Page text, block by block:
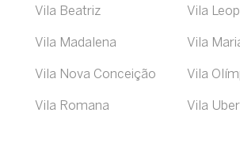
Vila Beatriz Vila
Vila Madalena Vila
Vila Nova Conceição Vila
Vila Romana Vila